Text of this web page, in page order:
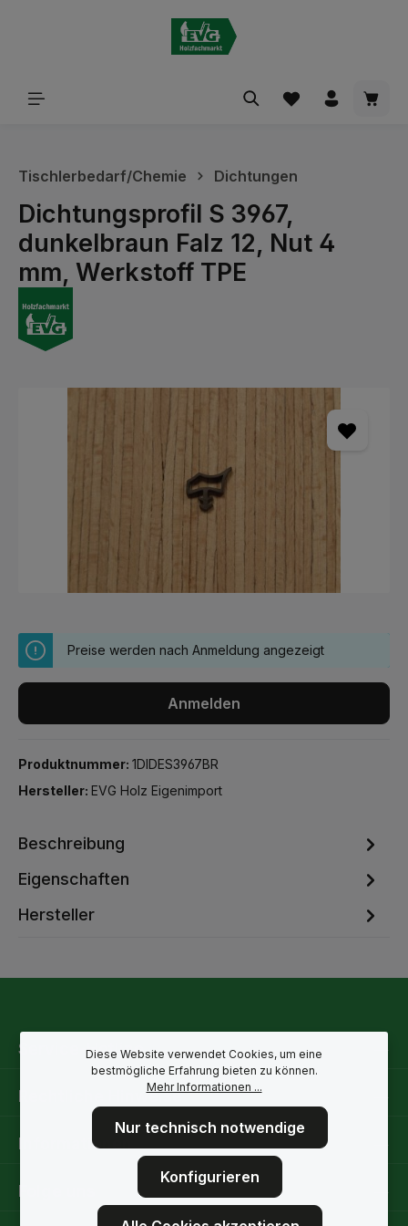
Tischlerbedarf/Chemie Dichtungen
Dichtungsprofil S 3967,
dunkelbraun Falz 12, Nut 4
mm, Werkstoff TPE
Preise werden nach Anmeldung angezeigt
Anmelden
Produktnummer: 1DIDES3967BR
Hersteller: EVG Holz Eigenimport
Beschreibung
Eigenschaften
Hersteller
Service-Hotline
Rechtliche Hinweise
Informationen
Folge uns
Diese Website verwendet Cookies, um eine
bestmögliche Erfahrung bieten zu können.
Mehr Informationen ...
Nur technisch notwendige
Konfigurieren